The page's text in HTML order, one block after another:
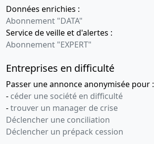
Données enrichies :
Abonnement "DATA"
Service de veille et d'alertes :
Abonnement "EXPERT"
Entreprises en difficulté
Passer une annonce anonymisée pour :
- céder une société en difficulté
-trouver un manager de crise
Déclencher une conciliation
Déclencher un prépack cession